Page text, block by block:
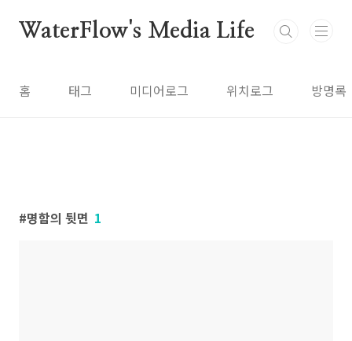
WaterFlow's Media Life
홈 태그 미디어로그 위치로그 방명록
명함의 뒷면 1